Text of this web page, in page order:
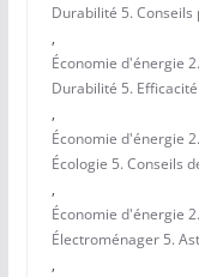
Durabilité 5. Conseils
,
Économie d'énergie
Durabilité 5.
,
Économie d'énergie
Écologie 5. Conseils
,
Économie d'énergie
Électroménager 5.
,